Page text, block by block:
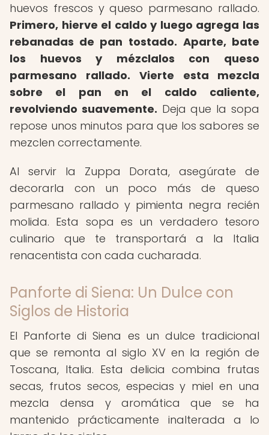
huevos frescos y queso parmesano rallado.
Primero, hierve el caldo y luego agrega las
rebanadas de pan tostado. Aparte, bate
los huevos y mézclalos con queso
parmesano rallado.
Vierte esta mezcla
sobre el pan en el caldo caliente,
revolviendo suavemente. Deja que la sopa
repose unos minutos para que los sabores se
mezclen correctamente.
Al servir la Zuppa Dorata, asegúrate de
decorarla con un poco más de queso
parmesano rallado y pimienta negra recién
molida. Esta sopa es un verdadero tesoro
culinario que te transportará a la Italia
renacentista con cada cucharada.
Panforte di Siena: Un Dulce con
Siglos de Historia
El Panforte di Siena es un dulce tradicional
que se remonta al siglo XV en la región de
Toscana, Italia. Esta delicia combina frutas
secas, frutos secos, especias y miel en una
mezcla densa y aromática que se ha
mantenido prácticamente inalterada a lo